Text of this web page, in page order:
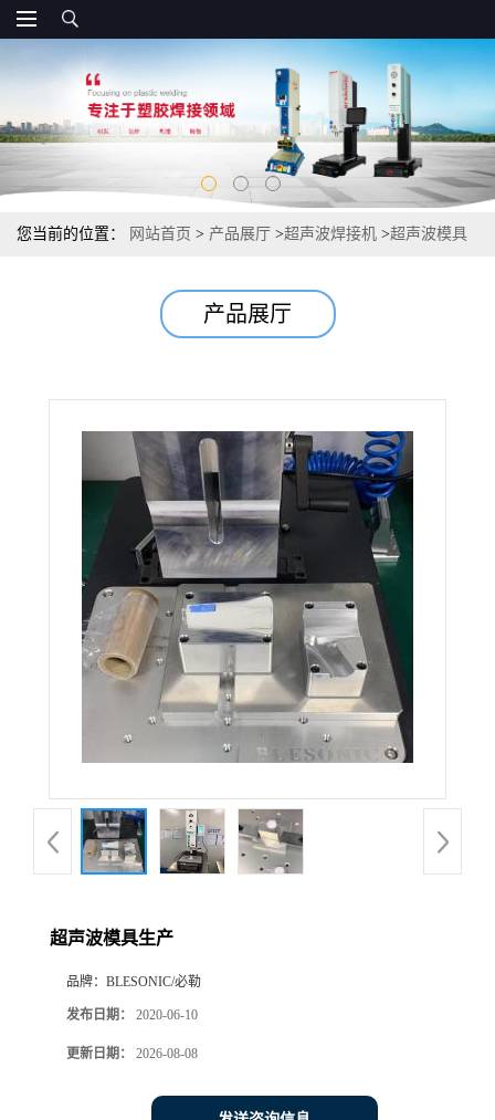
您当前的位置： 网站首页 > 产品展厅 >超声波焊接机 >超声波模具
产品展厅
超声波模具生产
品牌： BLESONIC/必勒
发布日期： 2020-06-10
更新日期： 2026-08-08